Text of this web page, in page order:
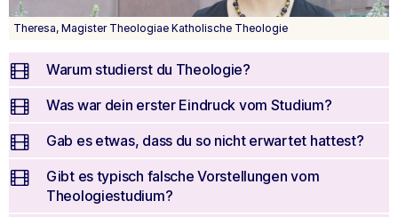
Theresa, Magister Theologiae Katholische Theologie
Warum studierst du Theologie?
Was war dein erster Eindruck vom Studium?
Gab es etwas, dass du so nicht erwartet hattest?
Gibt es typisch falsche Vorstellungen vom
Theologiestudium?